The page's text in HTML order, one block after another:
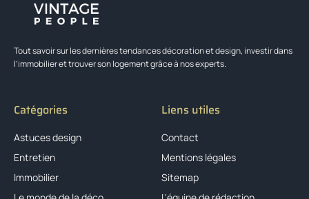
Tout savoir sur les dernières tendances décoration et design, investir dans
l’immobilier et trouver son logement grâce à nos experts.
Catégories
Astuces design
Entretien
Immobilier
Liens utiles
Contact
Mentions légales
Sitemap